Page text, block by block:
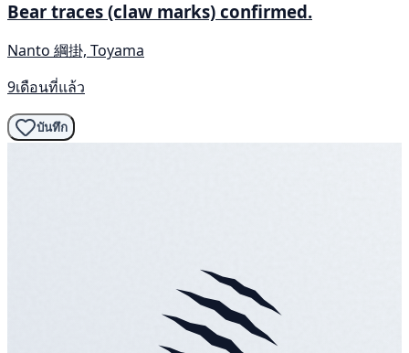
Bear traces (claw marks) confirmed.
Nanto 綱掛, Toyama
9เดือนที่แล้ว
บันทึก